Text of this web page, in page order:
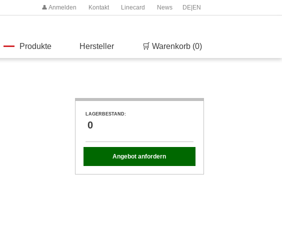
DE| EN
👤 Anmelden Kontakt Linecard News
Produkte Hersteller 🛒 Warenkorb (0)
LAGERBESTAND:
0
Angebot anfordern